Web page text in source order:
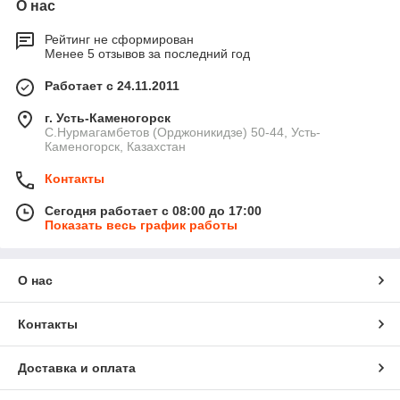
О нас
Рейтинг не сформирован
Менее 5 отзывов за последний год
Работает с 24.11.2011
г. Усть-Каменогорск
С.Нурмагамбетов (Орджоникидзе) 50-44, Усть-
Каменогорск, Казахстан
Контакты
Сегодня работает с 08:00 до 17:00
Показать весь график работы
О нас
Контакты
Доставка и оплата